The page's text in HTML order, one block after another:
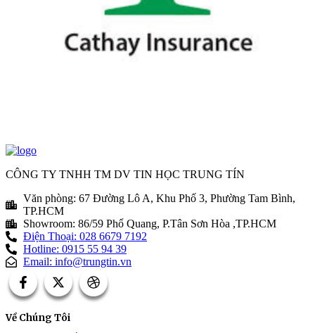
CÔNG TY TNHH TM DV TIN HỌC TRUNG TÍN
Văn phòng: 67 Đường Lô A, Khu Phố 3, Phường Tam Bình,
TP.HCM
Showroom: 86/59 Phổ Quang, P.Tân Sơn Hòa ,TP.HCM
Điện Thoại: 028 6679 7192
Hotline: 0915 55 94 39
Email: info@trungtin.vn
Về Chúng Tôi